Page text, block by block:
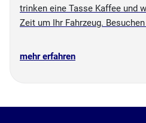
trinken eine Tasse Kaffee und
Zeit um Ihr Fahrzeug.
mehr erfahren